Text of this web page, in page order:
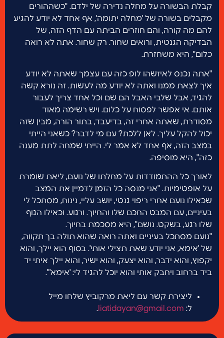
קבלת הבשורה על מחלה נדירה של ילדם. "כשההורים
מקבלים בשורה של 'מחלה יתומה', אף אחד לא יודע להגיע
להם מה קורה, והם חוזרים הביתה עם הדף הזה, של
הבדיקה הגנטית, ורואים שחור. רק שחור. אתה לא רואה
כלום", היא משחזרת.
"אתה נכנס לאיזשהו לופ כזה עם עצמך שאתה לא יודע
איך לצאת ממנו ואתה לא יודע מה לעשות. זה נורא קשה
להגיד, אבל שלבי האבל הם שם וכל אחד צריך לעבור
אותם. אי אפשר לפסוח על כלום. ויש רשימה מאוד
מסודרת, שאתה אחרי זה, בדיעבד, בתור הורה, מבין שזה
יכול להקל עליך. לאן ללכת? עם מי לדבר? כשאני הייתי
במצב הזה, אף אחד לא אמר לי. הייתי שמחה לתת מענה
כזה", היא מוסיפה.
לאורך כל ההתמודדות על מחלתו של נועם, ליאת שומרת
על אופטימיות. "אני מנסה כל הזמן לדמיין את המצב
שכאילו נועם אחרי ריפוי גנטי, יושב עליי, נינוח, מסתכל לי
בעיניים, עם המבט החכם שלו והחיוך. ורגוע. וכאילו הגוף
שלו רגע, בשקט. נושם", היא מסכמת בחיוך.
"נועם מסתכל בעיניים ואתה רואה שהוא תולה בך תקווה,
של 'אימא, אני יודע שאת תצילי אותי'. בסוף הוא יילך, והוא
יקפוץ, והוא ידבר, והוא יצעק, והוא ישיר, והוא יילך איתי יד
ביד ברחוב ויחבק אותי והוא יוכל להגיד לי: 'אימא'".
ליצירת קשר עם ליאת מרקוביץ שלחו מייל
ל: liatidayan@gmail.com
.